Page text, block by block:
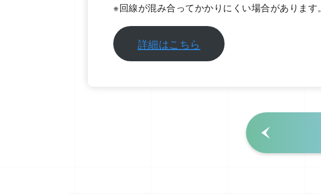
※回線が混み合ってかかりにくい場合があります。
詳細はこちら